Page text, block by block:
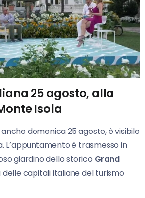
25 agosto, alla
Isola
anche domenica 25 agosto, è visibile
L’appuntamento è trasmesso in
giardino dello storico Grand
delle capitali italiane del turismo